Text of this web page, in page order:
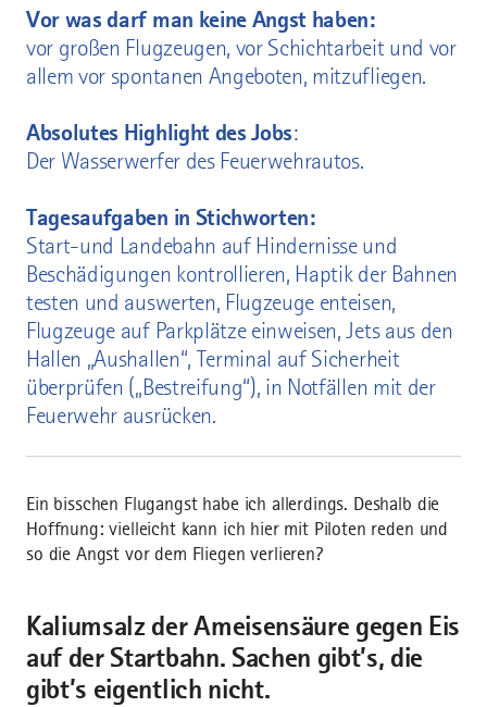
Vor was darf man keine Angst haben:
vor großen Flugzeugen, vor Schichtarbeit und vor
allem vor spontanen Angeboten, mitzufliegen.
Absolutes Highlight des Jobs:
Der Wasserwerfer des Feuerwehrautos.
Tagesaufgaben in Stichworten:
Start-und Landebahn auf Hindernisse und
Beschädigungen kontrollieren, Haptik der Bahnen
testen und auswerten, Flugzeuge enteisen,
Flugzeuge auf Parkplätze einweisen, Jets aus den
Hallen „Aushallen“, Terminal auf Sicherheit
überprüfen („Bestreifung“), in Notfällen mit der
Feuerwehr ausrücken.
Ein bisschen Flugangst habe ich allerdings. Deshalb die
Hoffnung: vielleicht kann ich hier mit Piloten reden und
so die Angst vor dem Fliegen verlieren?
Kaliumsalz der Ameisensäure gegen Eis
auf der Startbahn. Sachen gibt’s, die
gibt’s eigentlich nicht.